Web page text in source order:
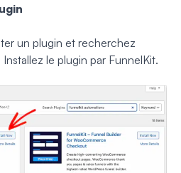
un plugin et recherchez
le plugin par FunnelKit.